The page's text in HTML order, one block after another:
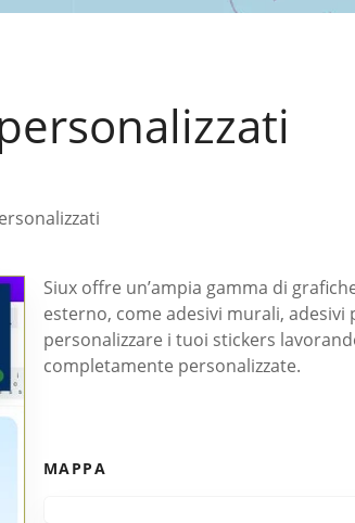
Siux offre un’ampia gamma di
esterno, come adesivi murali,
personalizzare i tuoi stickers
completamente personalizzate.
MAPPA